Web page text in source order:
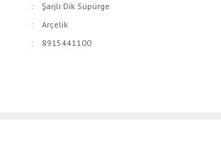
Şarjlı Dik Süpürge
Arçelik
8915441100